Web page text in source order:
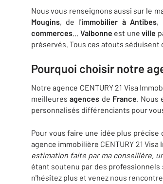
Nous vous renseignons aussi sur le
Mougins, de l'immobilier à Antibes,
commerces
Valbonne est uneville
préservés. Tous ces atouts séduisent
Pourquoi choisir notre
Notre agence CENTURY 21 Visa
meilleuresagences de France .
personnalisés différenciants pour
Pour vous faire une idée plus
agence immobilière CENTURY 21
estimation faite par ma conseillère,
étant soutenu par des professionnels
n'hésitez plus et venez nous